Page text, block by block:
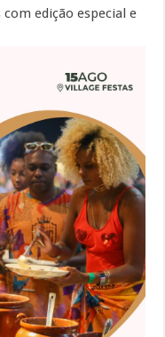
edição especial e